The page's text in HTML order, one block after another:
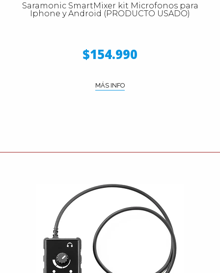
Saramonic SmartMixer kit Microfonos para
Iphone y Android (PRODUCTO USADO)
$154.990
MÁS INFO